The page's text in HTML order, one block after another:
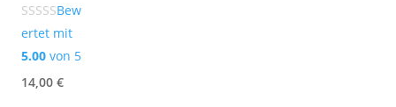
Bew
ertet mit
5.00 von 5
14,00 €